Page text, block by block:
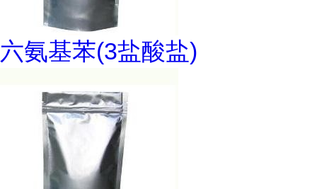
六氨基苯(3盐酸盐)